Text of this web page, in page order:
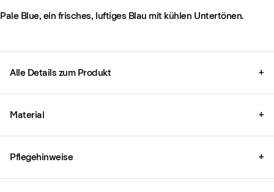
Pale Blue, ein frisches, luftiges Blau mit kühlen Untertönen.
Alle Details zum Produkt +
Material +
Pflegehinweise +